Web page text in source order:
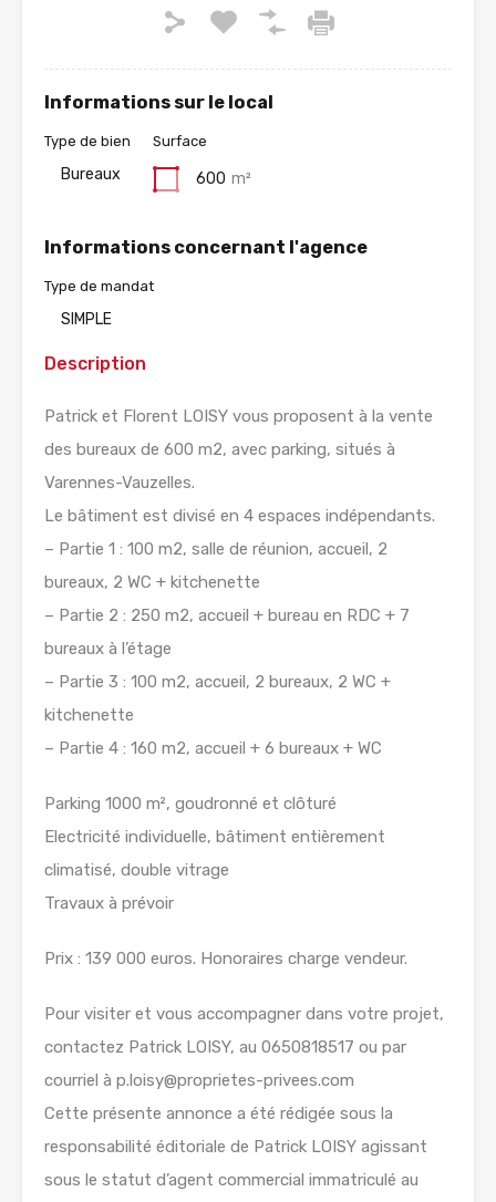
Informations sur le local
Type de bien
Bureaux
Surface
600 m²
Informations concernant l'agence
Type de mandat
SIMPLE
Description
Patrick et Florent LOISY vous proposent à la vente
des bureaux de 600 m2, avec parking, situés à
Varennes-Vauzelles.
Le bâtiment est divisé en 4 espaces indépendants.
– Partie 1 : 100 m2, salle de réunion, accueil, 2
bureaux, 2 WC + kitchenette
– Partie 2 : 250 m2, accueil + bureau en RDC + 7
bureaux à l’étage
– Partie 3 : 100 m2, accueil, 2 bureaux, 2 WC +
kitchenette
– Partie 4 : 160 m2, accueil + 6 bureaux + WC
Parking 1000 m², goudronné et clôturé
Electricité individuelle, bâtiment entièrement
climatisé, double vitrage
Travaux à prévoir
Prix : 139 000 euros. Honoraires charge vendeur.
Pour visiter et vous accompagner dans votre projet,
contactez Patrick LOISY, au 0650818517 ou par
courriel à p.loisy@proprietes-privees.com
Cette présente annonce a été rédigée sous la
responsabilité éditoriale de Patrick LOISY agissant
sous le statut d’agent commercial immatriculé au